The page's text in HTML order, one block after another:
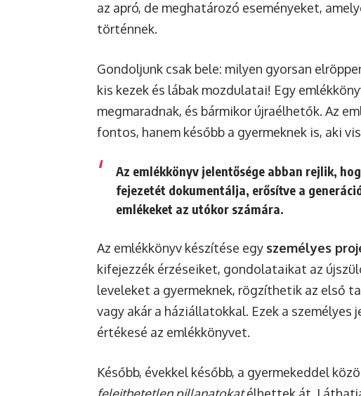
az apró, de meghatározó eseményeket,
történnek.
Gondoljunk csak bele: milyen gyorsan
kis kezek és lábak mozdulatai! Egy
megmaradnak, és bármikor újraélhetők. Az
fontos, hanem később a gyermeknek is, aki
Az emlékkönyv jelentősége abban rejlik,
fejezetét dokumentálja, erősítve a
emlékeket az utókor számára.
Az emlékkönyv készítése egy személyes
kifejezzék érzéseiket, gondolataikat az
leveleket a gyermeknek, rögzíthetik az első
vagy akár a háziállatokkal. Ezek a
értékesé az emlékkönyvet.
Később, évekkel később, a gyermekeddel